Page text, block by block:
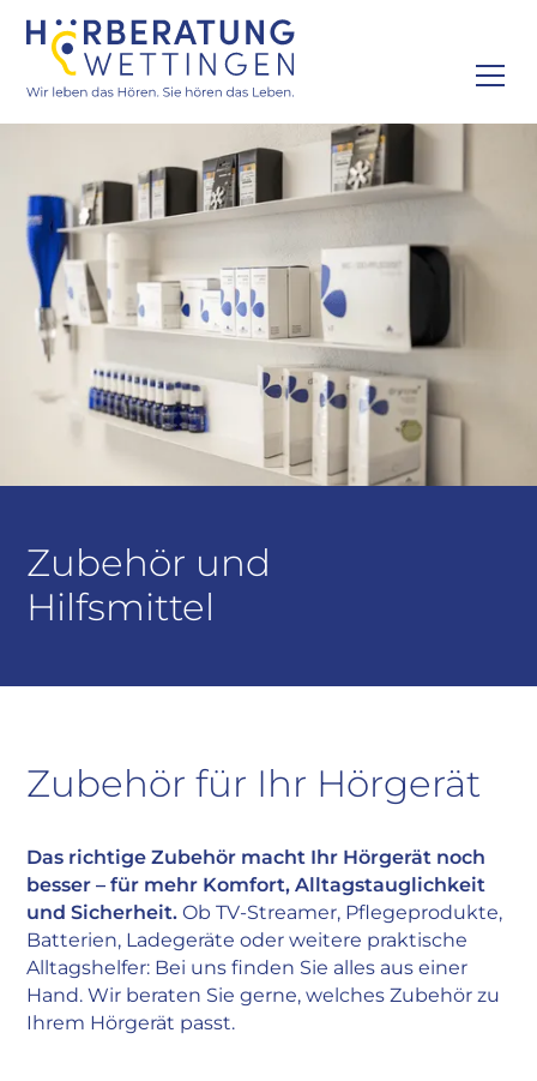
Zubehör und
Hilfsmittel
Zubehör für Ihr Hörgerät
Das richtige Zubehör macht Ihr Hörgerät noch
besser – für mehr Komfort, Alltagstauglichkeit
und Sicherheit.Ob TV-Streamer, Pflegeprodukte,
Batterien, Ladegeräte oder weitere praktische
Alltagshelfer: Bei uns finden Sie alles aus einer
Hand. Wir beraten Sie gerne, welches Zubehör zu
Ihrem Hörgerät passt.